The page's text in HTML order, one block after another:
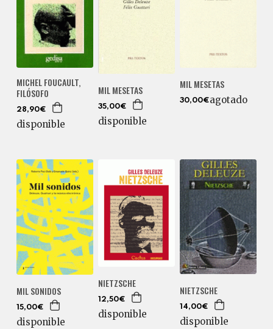
MICHEL FOUCAULT,
FILÓSOFO
28,90€
disponible
MIL MESETAS
35,00€
disponible
MIL MESETAS
30,00€agotado
MIL SONIDOS
15,00€
disponible
NIETZSCHE
12,50€
disponible
NIETZSCHE
14,00€
disponible